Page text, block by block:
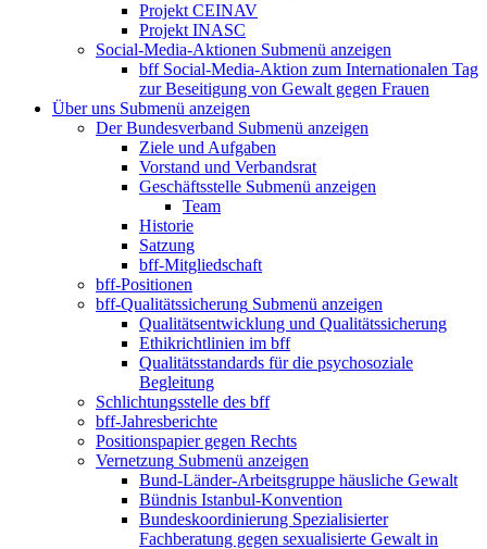
Projekt CEINAV
Projekt INASC
Social-Media-Aktionen Submenü anzeigen
bff Social-Media-Aktion zum Internationalen Tag
zur Beseitigung von Gewalt gegen Frauen
Über uns Submenü anzeigen
Der Bundesverband Submenü anzeigen
Ziele und Aufgaben
Vorstand und Verbandsrat
Geschäftsstelle Submenü anzeigen
Team
Historie
Satzung
bff-Mitgliedschaft
bff-Positionen
bff-Qualitätssicherung Submenü anzeigen
Qualitätsentwicklung und Qualitätssicherung
Ethikrichtlinien im bff
Qualitätsstandards für die psychosoziale
Begleitung
Schlichtungsstelle des bff
bff-Jahresberichte
Positionspapier gegen Rechts
Vernetzung Submenü anzeigen
Bund-Länder-Arbeitsgruppe häusliche Gewalt
Bündnis Istanbul-Konvention
Bundeskoordinierung Spezialisierter
Fachberatung gegen sexualisierte Gewalt in